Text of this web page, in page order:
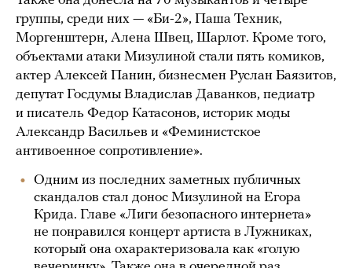
группы, среди них — «Би-2», Паша Техник,
Моргенштерн, Алена Швец, Шарлот. Кроме того,
объектами атаки Мизулиной стали пять комиков,
актер Алексей Панин, бизнесмен Руслан Баязитов,
депутат Госдумы Владислав Даванков, педиатр
и писатель Федор Катасонов, историк моды
Александр Васильев и «Феминистское
антивоенное сопротивление».
Одним из последних заметных публичных
скандалов стал донос Мизулиной на Егора
Крида. Главе «Лиги безопасного интернета»
не понравился концерт артиста в Лужниках,
который она охарактеризовала как «голую